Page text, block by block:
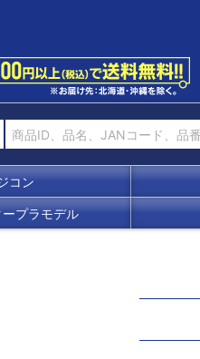
コン
プラモデル